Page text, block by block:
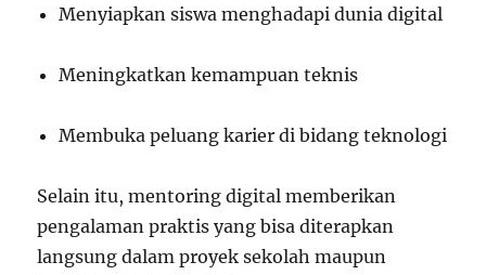
Menyiapkan siswa menghadapi dunia digital
Meningkatkan kemampuan teknis
Membuka peluang karier di bidang teknologi
Selain itu, mentoring digital memberikan
pengalaman praktis yang bisa diterapkan
langsung dalam proyek sekolah maupun